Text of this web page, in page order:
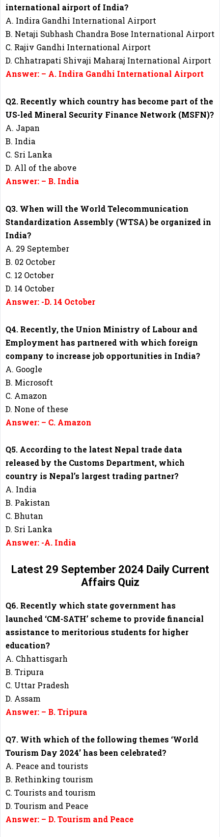
international airport of India?
A. Indira Gandhi International Airport
B. Netaji Subhash Chandra Bose International Airport
C. Rajiv Gandhi International Airport
D. Chhatrapati Shivaji Maharaj International Airport
Answer: – A. Indira Gandhi International Airport
Q2. Recently which country has become part of the
US-led Mineral Security Finance Network (MSFN)?
A. Japan
B. India
C. Sri Lanka
D. All of the above
Answer: – B. India
Q3. When will the World Telecommunication
Standardization Assembly (WTSA) be organized in
India?
A. 29 September
B. 02 October
C. 12 October
D. 14 October
Answer: -D. 14 October
Q4. Recently, the Union Ministry of Labour and
Employment has partnered with which foreign
company to increase job opportunities in India?
A. Google
B. Microsoft
C. Amazon
D. None of these
Answer: – C. Amazon
Q5. According to the latest Nepal trade data
released by the Customs Department, which
country is Nepal’s largest trading partner?
A. India
B. Pakistan
C. Bhutan
D. Sri Lanka
Answer: -A. India
Latest 29 September 2024 Daily Current
Affairs Quiz
Q6. Recently which state government has
launched ‘CM-SATH’ scheme to provide financial
assistance to meritorious students for higher
education?
A. Chhattisgarh
B. Tripura
C. Uttar Pradesh
D. Assam
Answer: – B. Tripura
Q7. With which of the following themes ‘World
Tourism Day 2024’ has been celebrated?
A. Peace and tourists
B. Rethinking tourism
C. Tourists and tourism
D. Tourism and Peace
Answer: – D. Tourism and Peace